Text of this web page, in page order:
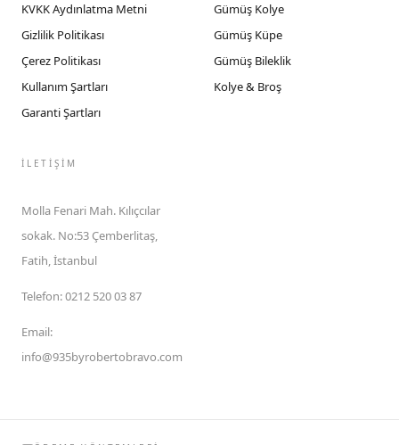
KVKK Aydınlatma Metni
Gizlilik Politikası
Çerez Politikası
Kullanım Şartları
Garanti Şartları
Gümüş Kolye
Gümüş Küpe
Gümüş Bileklik
Kolye & Broş
İLETIŞIM
Molla Fenari Mah. Kılıçcılar
sokak. No:53 Çemberlitaş,
Fatih, İstanbul
Telefon:0212 520 03 87
Email:
info@935byrobertobravo.com